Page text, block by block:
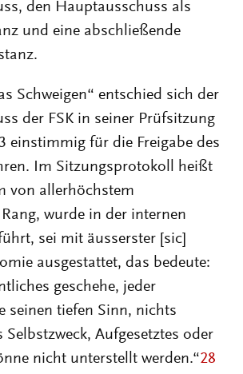
den Hauptausschuss als
und eine abschließende
Schweigen“ entschied sich der
der FSK in seiner Prüfsitzung
einstimmig für die Freigabe des
Im Sitzungsprotokoll heißt
von allerhöchstem
wurde in der internen
sei mit äusserster [sic]
ausgestattet, das bedeute:
geschehe, jeder
seinen tiefen Sinn, nichts
Selbstzweck, Aufgesetztes oder
nicht unterstellt werden.“28